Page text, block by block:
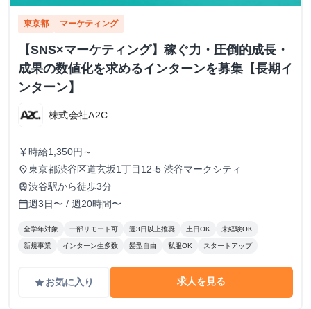
東京都 マーケティング
【SNS×マーケティング】稼ぐ力・圧倒的成長・
成果の数値化を求めるインターンを募集【長期イ
ンターン】
株式会社A2C
currency_yen 時給1,350円～
place東京都渋谷区道玄坂1丁目12-5 渋谷マークシティ
train渋谷駅から徒歩3分
calendar_today週3日〜 / 週20時間〜
全学年対象 一部リモート可 週3日以上推奨 土日OK 未経験OK
新規事業 インターン生多数 髪型自由 私服OK スタートアップ
gradeお気に入り 求人を見る